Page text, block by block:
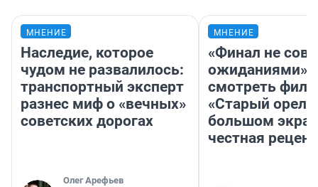
МНЕНИЕ
Наследие, которое
чудом не развалилось:
транспортный эксперт
разнес миф о «вечных»
советских дорогах
Олег Арефьев
МНЕНИЕ
«Финал не
ожиданиями»:
смотреть
«Старый орел»
большом
честная